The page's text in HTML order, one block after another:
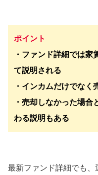
ポイント
・ファンド詳細では家
て説明される
・インカムだけでなく
・売却しなかった場
わる説明もある
最新ファンド詳細でも